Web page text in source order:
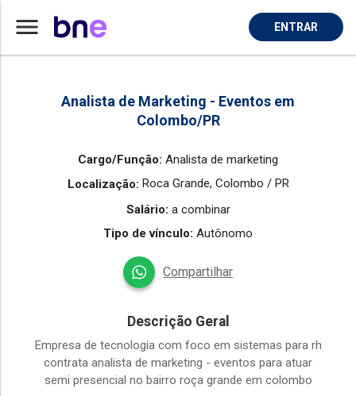
menu ENTRAR
Home Vaga de Analista De Marketing em Colombo
Analista de Marketing - Eventos em
Colombo/PR
Cargo/Função: Analista de marketing
Localização: Roca Grande, Colombo / PR
Salário: a combinar
Tipo de vínculo: Autônomo
Compartilhar
Descrição Geral
Empresa de tecnologia com foco em sistemas para rh
contrata analista de marketing - eventos para atuar
semi presencial no bairro roça grande em colombo